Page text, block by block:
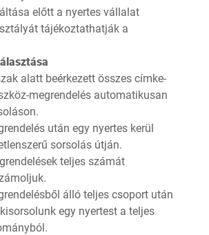
előtt a nyertes vállalat
tájékoztathatják a
alatt beérkezett összes címke-
megrendelés automatikusan
után egy nyertes kerül
sorsolás útján.
teljes számát
álló teljes csoport után
egy nyertest a teljes